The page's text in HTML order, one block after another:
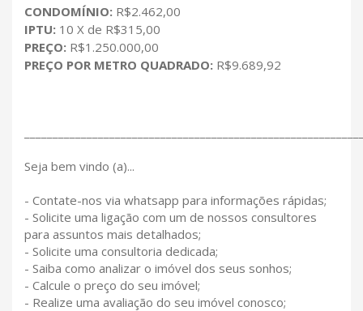
CONDOMÍNIO: R$2.462,00
IPTU: 10 X de R$315,00
PREÇO: R$1.250.000,00
PREÇO POR METRO QUADRADO: R$9.689,92
Seja bem vindo (a)...
- Contate-nos via whatsapp para informações rápidas;
- Solicite uma ligação com um de nossos consultores
para assuntos mais detalhados;
- Solicite uma consultoria dedicada;
- Saiba como analizar o imóvel dos seus sonhos;
- Calcule o preço do seu imóvel;
- Realize uma avaliação do seu imóvel conosco;